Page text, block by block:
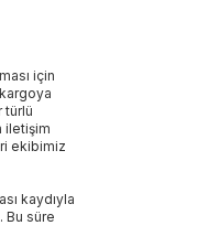
için
türlü
iletişim
ekibimiz
kaydıyla
Bu süre